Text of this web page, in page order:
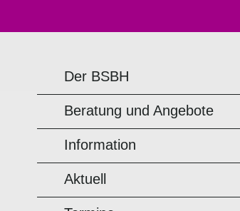
Der BSBH
Beratung und Angebote
Information
Aktuell